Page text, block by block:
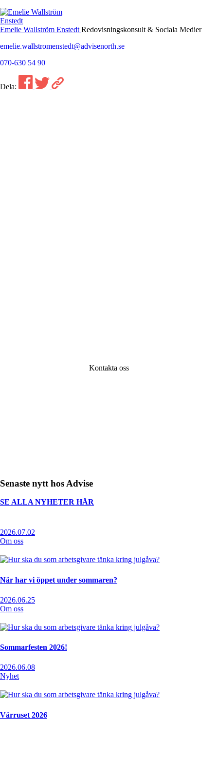
Emelie Wallström Enstedt Redovisningskonsult & Sociala Medier
emelie.wallstromenstedt@advisenorth.se
070-630 54 90
Dela:
Kontakta oss
Senaste nytt hos Advise
SE ALLA NYHETER HÄR
2026.07.02
Om oss
När har vi öppet under sommaren?
2026.06.25
Om oss
Sommarfesten 2026!
2026.06.08
Nyhet
Vårruset 2026